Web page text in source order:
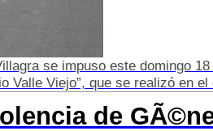
se impuso este domingo
Valle Viejo”, que se realizó en
de